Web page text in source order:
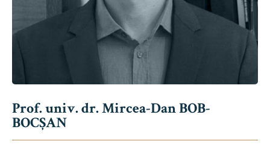
Prof. univ. dr. Mircea-Dan BOB-
BOCȘAN